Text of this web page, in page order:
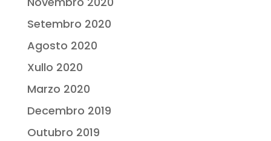
Setembro 2020
Agosto 2020
Xullo 2020
Marzo 2020
Decembro 2019
Outubro 2019